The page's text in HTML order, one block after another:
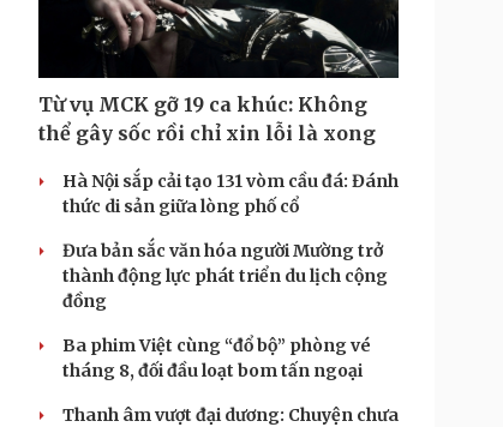
Từ vụ MCK gỡ 19 ca khúc: Không
thể gây sốc rồi chỉ xin lỗi là xong
Hà Nội sắp cải tạo 131 vòm cầu đá: Đánh
thức di sản giữa lòng phố cổ
Đưa bản sắc văn hóa người Mường trở
thành động lực phát triển du lịch cộng
đồng
Ba phim Việt cùng “đổ bộ” phòng vé
tháng 8, đối đầu loạt bom tấn ngoại
Thanh âm vượt đại dương: Chuyện chưa